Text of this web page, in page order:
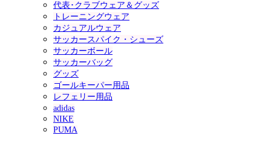
代表･クラブウェア＆グッズ
トレーニングウェア
カジュアルウェア
サッカースパイク・シューズ
サッカーボール
サッカーバッグ
グッズ
ゴールキーパー用品
レフェリー用品
adidas
NIKE
PUMA